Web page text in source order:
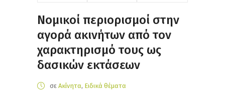
Νομικοί περιορισμοί στην
αγορά ακινήτων από τον
χαρακτηρισμό τους ως
δασικών εκτάσεων
σε Ακίνητα, Ειδικά θέματα